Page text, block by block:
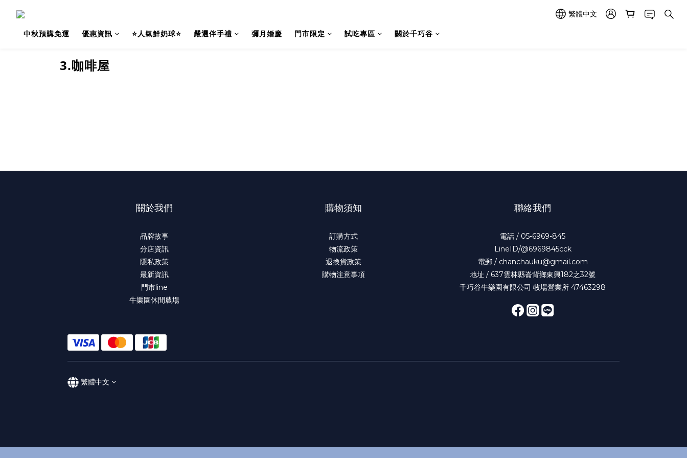
繁體中文
中秋預購免運 優惠資訊 ⭐人氣鮮奶球⭐ 嚴選伴手禮 彌月婚慶 門市限定 試吃專區 關於千巧谷
3.咖啡屋
關於我們
品牌故事
分店資訊
隱私政策
最新資訊
門市line
牛樂園休閒農場
購物須知
訂購方式
物流政策
退換貨政策
購物注意事項
聯絡我們
電話 / 05-6969-845
LineID/@6969845cck
電郵 / chanchauku@gmail.com
地址 / 637雲林縣崙背鄉東興182之32號
千巧谷牛樂園有限公司 牧場營業所 47463298
繁體中文